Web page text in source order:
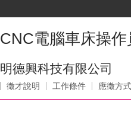
CNC電腦車床操
明德興科技有限公司
徵才說明 工作條件 應徵方式